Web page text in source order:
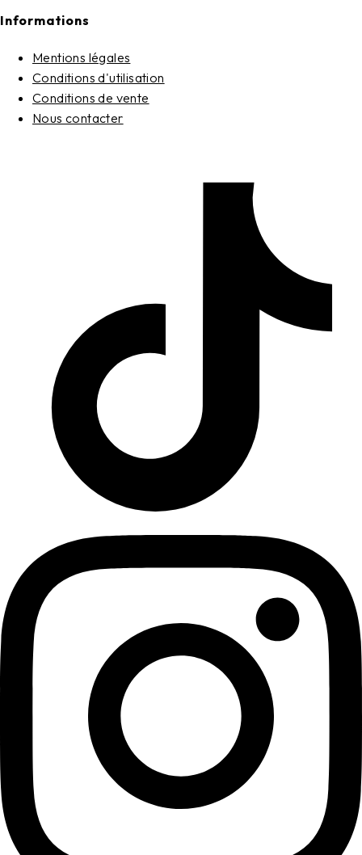
Informations
Mentions légales
Conditions d'utilisation
Conditions de vente
Nous contacter